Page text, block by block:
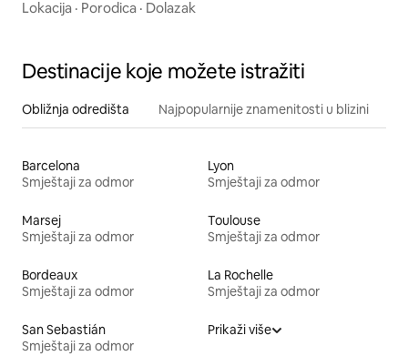
Lokacija · Porodica · Dolazak
Destinacije koje možete istražiti
Obližnja odredišta Najpopularnije znamenitosti u blizini
Barcelona
Smještaji za odmor
Lyon
Smještaji za odmor
Marsej
Smještaji za odmor
Toulouse
Smještaji za odmor
Bordeaux
Smještaji za odmor
La Rochelle
Smještaji za odmor
San Sebastián
Smještaji za odmor
Prikaži više